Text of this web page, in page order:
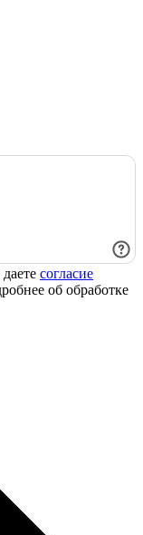
согласие
об обработке